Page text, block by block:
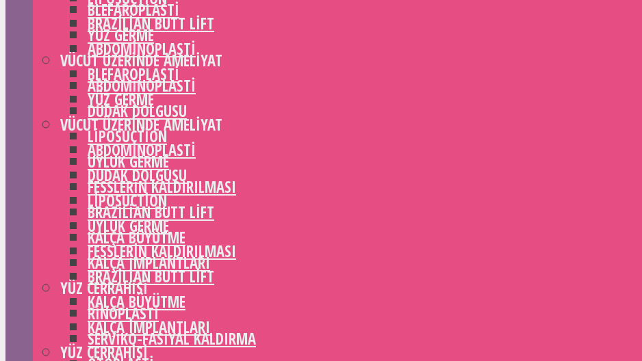
BLEFAROPLASTI
YÜZ GERME
VÜCUT ÜZERINDE AMELIYAT
ABDOMINOPLASTI
DUDAK DOLGUSU
LIPOSUCTION
UYLUK GERME
FESSLERIN KALDIRILMASI
BRAZILIAN BUTT LIFT
KALÇA BÜYÜTME
KALÇA IMPLANTLARI
YÜZ CERRAHISI
RINOPLASTI
SERVIKO-FASIYAL KALDIRMA
BRAZILIAN BUTT LIFT
ABDOMINOPLASTI
BLEFAROPLASTI
YÜZ GERME
VÜCUT ÜZERINDE AMELIYAT
ABDOMINOPLASTI
DUDAK DOLGUSU
LIPOSUCTION
UYLUK GERME
FESSLERIN KALDIRILMASI
BRAZILIAN BUTT LIFT
KALÇA BÜYÜTME
KALÇA IMPLANTLARI
YÜZ CERRAHISI